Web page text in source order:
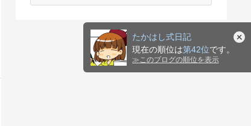
たかはし式日記
現在の順位は第42位です。
≫ このブログの順位を表示